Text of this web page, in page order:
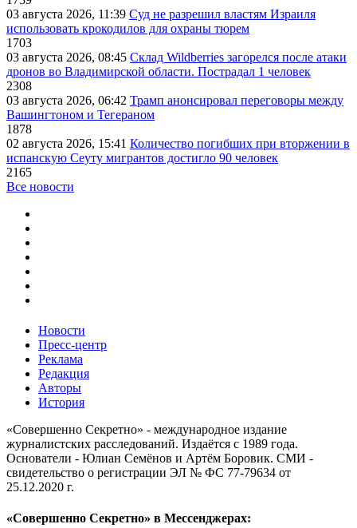
03 августа 2026, 11:39 Суд не разрешил властям Израиля
использовать крокодилов для охраны тюрем
1703
03 августа 2026, 08:45 Склад Wildberries загорелся после атаки
дронов во Владимирской области. Пострадал 1 человек
2308
03 августа 2026, 06:42 Трамп анонсировал переговоры между
Вашингтоном и Тегераном
1878
02 августа 2026, 15:41 Количество погибших при вторжении в
испанскую Сеуту мигрантов достигло 90 человек
2165
Все новости
Новости
Пресс-центр
Реклама
Редакция
Авторы
История
«Совершенно Секретно» - международное издание
журналистских расследований. Издаётся с 1989 года.
Основатели - Юлиан Семёнов и Артём Боровик. CМИ -
свидетельство о регистрации ЭЛ № ФС 77-79634 от
25.12.2020 г.
«Совершенно Секретно» в Мессенджерах: